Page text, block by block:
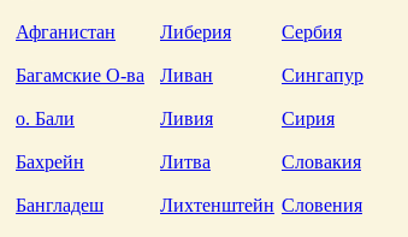
Афганистан
Багамские О-ва
о. Бали
Бахрейн
Бангладеш
Либерия
Ливан
Ливия
Литва
Лихтенштейн
Сербия
Сингапур
Сирия
Словакия
Словения